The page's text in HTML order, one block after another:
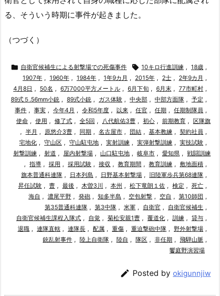
る、そういう時期に事件が起きました。
（つづく）
 自衛官候補生による射撃場での死傷事件  10キロ行進訓練 , 18歳 ,
1907年 , 1960年 , 1984年 , 1年9カ月 , 2015年 , 2士 , 2年9カ月 ,
4月8日 , 50名 , 6万7000平方メートル , 6月下旬 , 6月末 , 77市町村 ,
89式５.56mm小銃 , 89式小銃 , ガス体験 , 中央部 , 中部方面隊 , 予定 ,
事件 , 事実 , 今年4月 , 令和5年度 , 以来 , 任官 , 任期 , 任期制隊員 ,
使命 , 使用 , 修了式 , 全5回 , 八代航佑3曹 , 初心 , 前期教育 , 区隊旗
, 半月 , 原悠介3曹 , 同期 , 名古屋市 , 団結 , 基本教練 , 契約社員 ,
宅地化 , 守山区 , 守山駐屯地 , 実射訓練 , 実弾射撃訓練 , 実技試験 ,
射撃訓練 , 射道 , 屋内射撃場 , 山口駐屯地 , 岐阜市 , 愛知県 , 戦闘訓練
, 指導 , 採用 , 採用試験 , 接収 , 教育期間 , 教育訓練 , 敷地面積 ,
旗本普通科連隊 , 日本列島 , 日野基本射撃場 , 旧陸軍歩兵第68連隊 ,
昇任試験 , 曹 , 最後 , 木曽3川 , 本州 , 松下竜朗１佐 , 検定 , 死亡 ,
海自 , 濃尾平野 , 発砲 , 知多半島 , 空包射撃 , 空自 , 第10師団 ,
第35普通科連隊 , 第3中隊 , 米軍 , 自衛官 , 自衛官候補生 ,
自衛官候補生課程入隊式 , 自覚 , 菊松安親1曹 , 覆道化 , 訓練 , 貸与 ,
退職 , 連隊直轄 , 連隊長 , 配属 , 重傷 , 重迫撃砲中隊 , 野外射撃場 ,
銃乱射事件 , 陸上自衛隊 , 陸自 , 隊区 , 非任期 , 飛騨山脈 ,
饗庭野演習場
 Posted by okigunnjiw